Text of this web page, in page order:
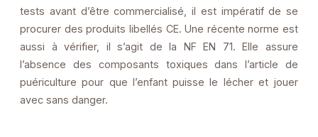
tests avant d’être commercialisé, il est impératif de se
procurer des produits libellés CE. Une récente norme est
aussi à vérifier, il s’agit de la NF EN 71. Elle assure
l’absence des composants toxiques dans l’article de
puériculture pour que l’enfant puisse le lécher et jouer
avec sans danger.